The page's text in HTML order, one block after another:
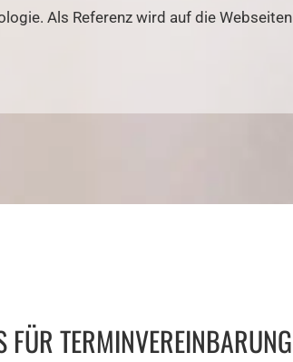
Als Referenz wird auf die Webseiten
FÜR TERMINVEREINBARUNG